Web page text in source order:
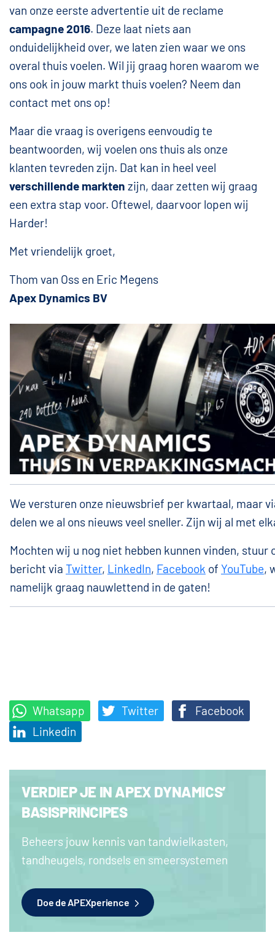
van onze eerste advertentie uit de reclame
campagne 2016. Deze laat niets aan
onduidelijkheid over, we laten zien waar we ons
overal thuis voelen. Wil jij graag horen waarom we
ons ook in jouw markt thuis voelen? Neem dan
contact met ons op!
Maar die vraag is overigens eenvoudig te
beantwoorden, wij voelen ons thuis als onze
klanten tevreden zijn. Dat kan in heel veel
verschillende markten zijn, daar zetten wij graag
een extra stap voor. Oftewel, daarvoor lopen wij
Harder!
Met vriendelijk groet,
Thom van Oss en Eric Megens
Apex Dynamics BV
We versturen onze nieuwsbrief per kwartaal, maar
delen we al ons nieuws veel sneller. Zijn wij al met
Mochten wij u nog niet hebben kunnen vinden, stuur
bericht via Twitter, LinkedIn, Facebook of YouTube,
namelijk graag nauwlettend in de gaten!
Whatsapp Twitter
Facebook
Linkedin
VERDIEP JE IN APEX DYNAMICS’
BASISPRINCIPES
Beheers jouw kennis van tandwielkasten,
tandheugels, rondsels en smeersystemen
Doe de APEXperience